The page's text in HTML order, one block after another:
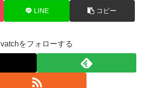
LINE コピー
vatchをフォローする